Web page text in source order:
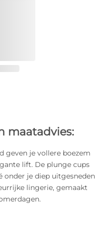
maatadvies:
geven je vollere boezem
lift. De plunge cups
onder je diep uitgesneden
lingerie, gemaakt